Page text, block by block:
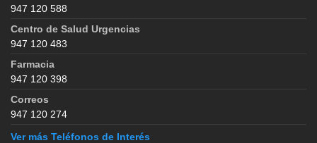
947 120 588
Centro de Salud Urgencias
947 120 483
Farmacia
947 120 398
Correos
947 120 274
Ver más Teléfonos de Interés